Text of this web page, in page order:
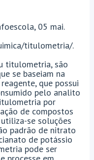
05 mai.
titulometria/.
titulometria, são
se baseiam na
que possui
pelo analito
por
de compostos
se soluções
padrão de nitrato
de potássio
pode ser